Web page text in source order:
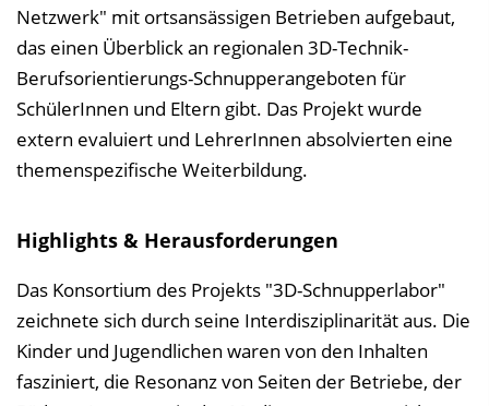
Netzwerk" mit ortsansässigen Betrieben aufgebaut,
das einen Überblick an regionalen 3D-Technik-
Berufsorientierungs-Schnupperangeboten für
SchülerInnen und Eltern gibt. Das Projekt wurde
extern evaluiert und LehrerInnen absolvierten eine
themenspezifische Weiterbildung.
Highlights & Herausforderungen
Das Konsortium des Projekts "3D-Schnupperlabor"
zeichnete sich durch seine Interdisziplinarität aus. Die
Kinder und Jugendlichen waren von den Inhalten
fasziniert, die Resonanz von Seiten der Betriebe, der